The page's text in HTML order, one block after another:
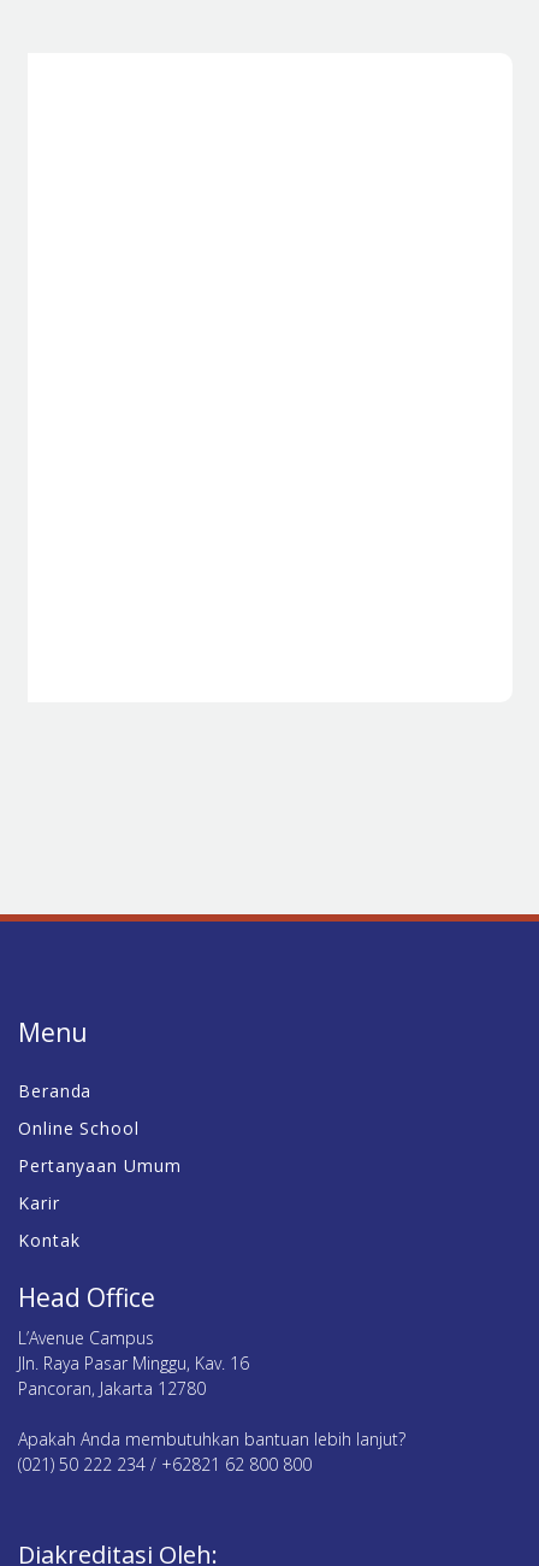
Menu
Beranda
Online School
Pertanyaan Umum
Karir
Kontak
Head Office
L’Avenue Campus
Jln. Raya Pasar Minggu, Kav. 16
Pancoran, Jakarta 12780
Apakah Anda membutuhkan bantuan lebih lanjut?
(021) 50 222 234 / +62821 62 800 800
Diakreditasi Oleh: